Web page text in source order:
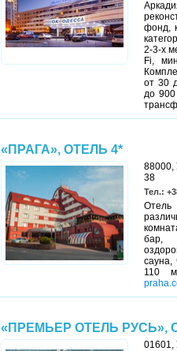
фонд,
2-3-х
Fi,
от 30
до 900
«ПРАГА», ОТЕЛЬ 4*
88000,
38
Тел.:
Отель
бар,
110
«ПРЕМЬЕР ОТЕЛЬ РУСЬ»,
01601,